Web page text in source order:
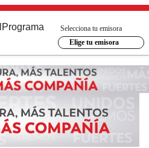
Programa
Selecciona tu emisora
Elige tu emisora